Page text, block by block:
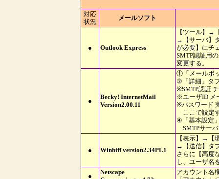
対応
状況
メールソフト
● Outlook Express
【ツール】→
→【サーバ】
が必要】にチ
SMTP認証用
変更する。
●
Becky! InternetMail
Version2.00.11
①「メールボ
②「詳細」タ
※SMTP認証
※ユーザID メ
※パスワード
ここで設定
④「基本設定
SMTPサー
● Winbiff version2.34PL1
【表示】→【
→【送信】タ
さらに【高度
し、ユーザ名
●
Netscape
アカウント名